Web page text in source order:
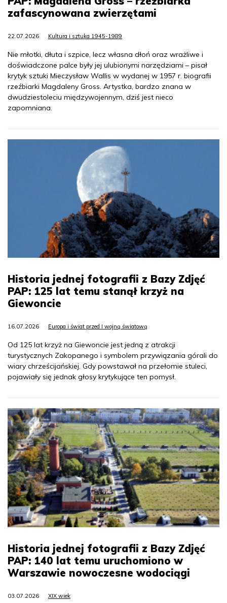
zafascynowana zwierzętami
22.07.2026 Kultura i sztuka 1945-1989
Nie młotki, dłuta i szpice, lecz własna dłoń oraz wrażliwe i
doświadczone palce były jej ulubionymi narzędziami – pisał
krytyk sztuki Mieczysław Wallis w wydanej w 1957 r. biografii
rzeźbiarki Magdaleny Gross. Artystka, bardzo znana w
dwudziestoleciu międzywojennym, dziś jest nieco
zapomniana.
Historia jednej fotografii z Bazy Zdjęć
PAP: 125 lat temu stanął krzyż na
Giewoncie
16.07.2026 Europa i świat przed I wojną światową
Od 125 lat krzyż na Giewoncie jest jedną z atrakcji
turystycznych Zakopanego i symbolem przywiązania górali do
wiary chrześcijańskiej. Gdy powstawał na przełomie stuleci,
pojawiały się jednak głosy krytykujące ten pomysł.
Historia jednej fotografii z Bazy Zdjęć
PAP: 140 lat temu uruchomiono w
Warszawie nowoczesne wodociągi
03.07.2026 XIX wiek